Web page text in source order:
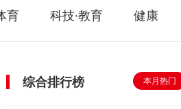
育 科技·教育 健康
综合排行榜 本月热门